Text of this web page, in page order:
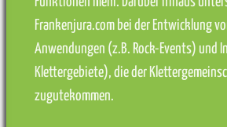
Frankenjura.com bei der Entwicklung
Anwendungen (z.B. Rock-Events) und
Klettergebiete), die der
zugutekommen.